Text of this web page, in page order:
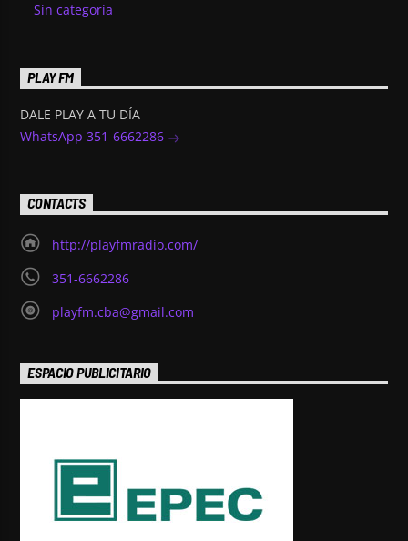
Sin categoría
PLAY FM
DALE PLAY A TU DÍA
WhatsApp 351-6662286
CONTACTS
http://playfmradio.com/
351-6662286
playfm.cba@gmail.com
ESPACIO PUBLICITARIO